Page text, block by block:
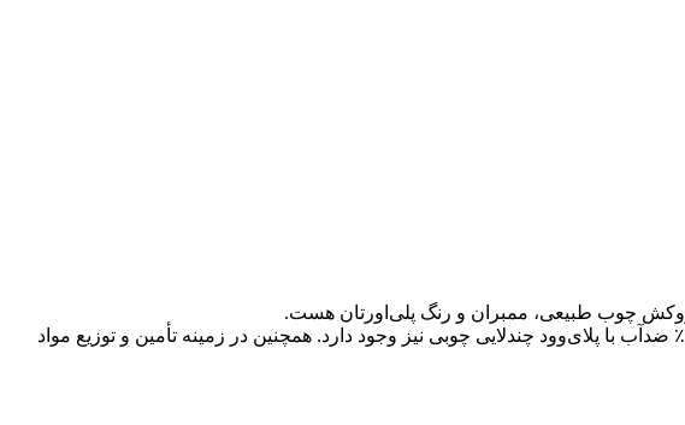
محصولات می‌وود با استفاده از ماشین‌آلات پیشرفته آلمانی و ایتالیایی تولید می‌شوند و امکان ساخت آن‌ها به صورت ۱۰۰٪ ضدآب با پلای‌وود چندلایی چوبی نیز وجود دارد. همچنین در زمینه تأمین و توزیع مواد